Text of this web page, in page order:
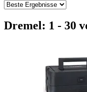
Dremel: 1 - 30